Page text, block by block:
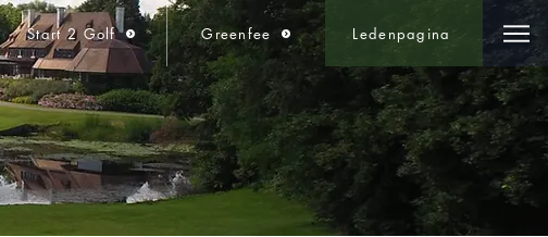
Start 2 Golf Greenfee Ledenpagina